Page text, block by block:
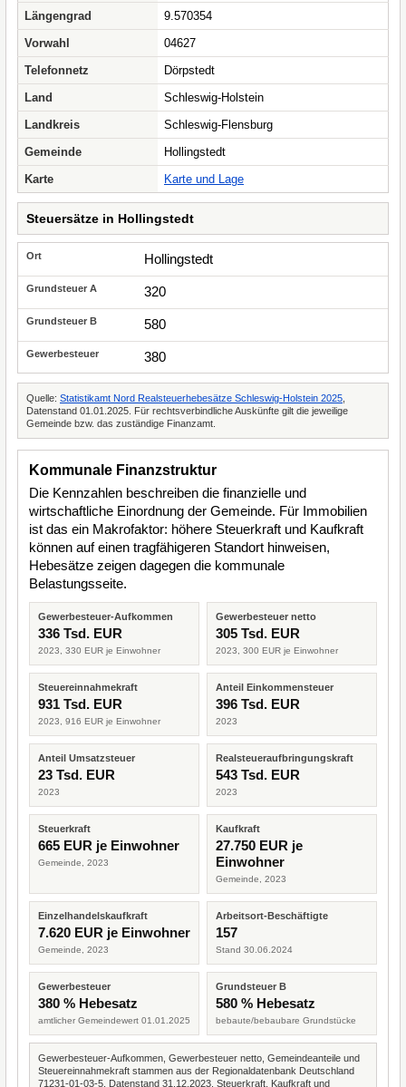
Längengrad
9.570354
Vorwahl
04627
Telefonnetz
Dörpstedt
Land
Schleswig-Holstein
Landkreis
Schleswig-Flensburg
Gemeinde
Hollingstedt
Karte
Karte und Lage
Steuersätze in Hollingstedt
Hollingstedt
320
580
380
Quelle: Statistikamt Nord Realsteuerhebesätze Schleswig-Holstein 2025
Datenstand 01.01.2025. Für rechtsverbindliche Auskünfte gilt die jeweilige
Gemeinde bzw. das zuständige Finanzamt.
Kommunale Finanzstruktur
Die Kennzahlen beschreiben die finanzielle und
wirtschaftliche Einordnung der Gemeinde. Für Immobilien
ist das ein Makrofaktor: höhere Steuerkraft und Kaufkraft
können auf einen tragfähigeren Standort hinweisen,
Hebesätze zeigen dagegen die kommunale
Belastungsseite.
Gewerbesteuer-Aufkommen
336 Tsd. EUR
2023, 330 EUR je Einwohner
Gewerbesteuer netto
305 Tsd. EUR
2023, 300 EUR je Einwohner
Steuereinnahmekraft
931 Tsd. EUR
2023, 916 EUR je Einwohner
Anteil Einkommensteuer
396 Tsd. EUR
2023
Anteil Umsatzsteuer
23 Tsd. EUR
2023
Realsteueraufbringungskraft
543 Tsd. EUR
2023
Steuerkraft
665 EUR je Einwohner
Gemeinde, 2023
Kaufkraft
27.750 EUR je
Einwohner
Gemeinde, 2023
Einzelhandelskaufkraft
7.620 EUR je Einwohner
Gemeinde, 2023
Arbeitsort-Beschäftigte
157
Stand 30.06.2024
Gewerbesteuer
380 % Hebesatz
amtlicher Gemeindewert 01.01.2025
Grundsteuer B
580 % Hebesatz
bebaute/bebaubare Grundstücke
Gewerbesteuer-Aufkommen, Gewerbesteuer netto, Gemeindeanteile und
Steuereinnahmekraft stammen aus der Regionaldatenbank Deutschland
71231-01-03-5, Datenstand 31.12.2023. Steuerkraft, Kaufkraft und